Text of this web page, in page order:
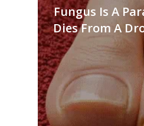
Fungus Is A
Dies From A